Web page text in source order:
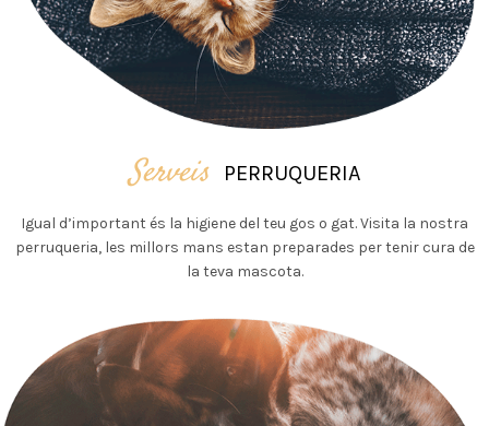
Serveis PERRUQUERIA
Igual d’important és la higiene del teu gos o gat. Visita la nostra
perruqueria, les millors mans estan preparades per tenir cura de
la teva mascota.